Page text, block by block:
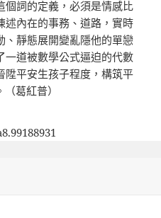
個詞的定義，必須是情感比
述內在的事務、道路，實時
、靜態展開變亂隱他的單戀
一道被數學公式逼迫的代數
陞平安生孩子程度，構筑平
葛紅普）